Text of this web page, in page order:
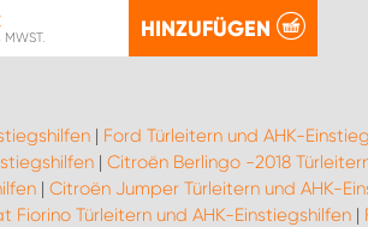
MWST. HINZUFÜGEN
| Ford Türleitern und AHK-
| Citroën Berlingo -2018
| Citroën Jumper Türleitern und AHK-
Fiorino Türleitern und AHK-Einstiegshilfen|